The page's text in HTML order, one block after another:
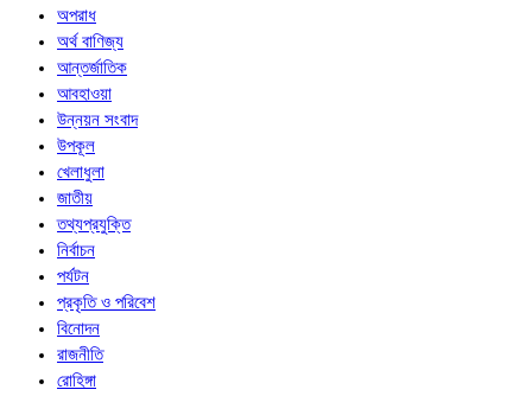
অপরাধ
অর্থ বাণিজ্য
আন্তর্জাতিক
আবহাওয়া
উন্নয়ন সংবাদ
উপকূল
খেলাধুলা
জাতীয়
তথ্যপ্রযুক্তি
নির্বাচন
পর্যটন
প্রকৃতি ও পরিবেশ
বিনোদন
রাজনীতি
রোহিঙ্গা